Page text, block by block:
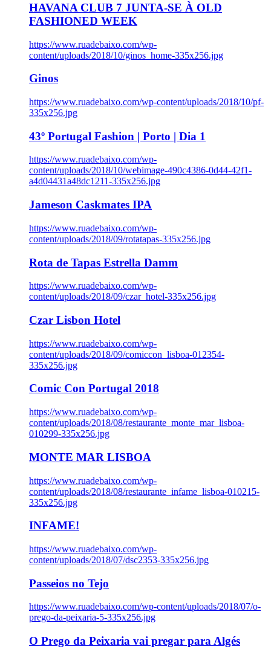
HAVANA CLUB 7 JUNTA-SE À OLD
FASHIONED WEEK
https://www.ruadebaixo.com/wp-
content/uploads/2018/10/ginos_home-335x256.jpg
Ginos
https://www.ruadebaixo.com/wp-content/uploads/2018/10/pf-
335x256.jpg
43º Portugal Fashion | Porto | Dia 1
https://www.ruadebaixo.com/wp-
content/uploads/2018/10/webimage-490c4386-0d44-42f1-
a4d04431a48dc1211-335x256.jpg
Jameson Caskmates IPA
https://www.ruadebaixo.com/wp-
content/uploads/2018/09/rotatapas-335x256.jpg
Rota de Tapas Estrella Damm
https://www.ruadebaixo.com/wp-
content/uploads/2018/09/czar_hotel-335x256.jpg
Czar Lisbon Hotel
https://www.ruadebaixo.com/wp-
content/uploads/2018/09/comiccon_lisboa-012354-
335x256.jpg
Comic Con Portugal 2018
https://www.ruadebaixo.com/wp-
content/uploads/2018/08/restaurante_monte_mar_lisboa-
010299-335x256.jpg
MONTE MAR LISBOA
https://www.ruadebaixo.com/wp-
content/uploads/2018/08/restaurante_infame_lisboa-010215-
335x256.jpg
INFAME!
https://www.ruadebaixo.com/wp-
content/uploads/2018/07/dsc2353-335x256.jpg
Passeios no Tejo
https://www.ruadebaixo.com/wp-content/uploads/2018/07/o-
prego-da-peixaria-5-335x256.jpg
O Prego da Peixaria vai pregar para Algés